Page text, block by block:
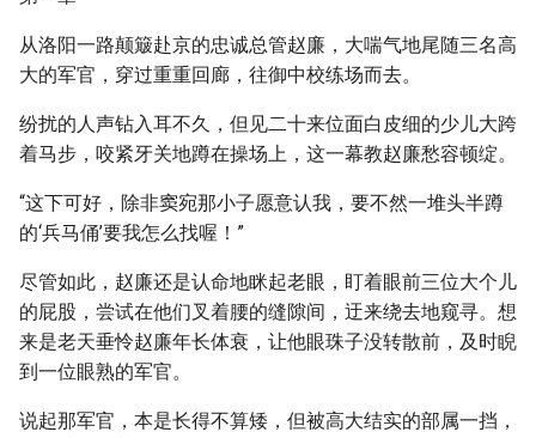
从洛阳一路颠簸赴京的忠诚总管赵廉，大喘气地尾随三名高
大的军官，穿过重重回廊，往御中校练场而去。
纷扰的人声钻入耳不久，但见二十来位面白皮细的少儿大跨
着马步，咬紧牙关地蹲在操场上，这一幕教赵廉愁容顿绽。
“这下可好，除非窦宛那小子愿意认我，要不然一堆头半蹲
的‘兵马俑’要我怎么找喔！”
尽管如此，赵廉还是认命地眯起老眼，盯着眼前三位大个儿
的屁股，尝试在他们叉着腰的缝隙间，迂来绕去地窥寻。想
来是老天垂怜赵廉年长体衰，让他眼珠子没转散前，及时睨
到一位眼熟的军官。
说起那军官，本是长得不算矮，但被高大结实的部属一挡，